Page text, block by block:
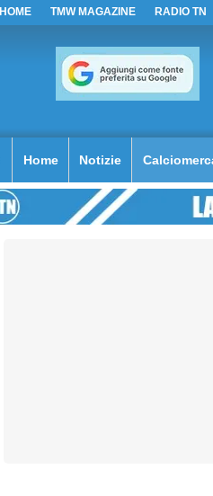
HOME TMW MAGAZINE RADIO TN
Home Notizie